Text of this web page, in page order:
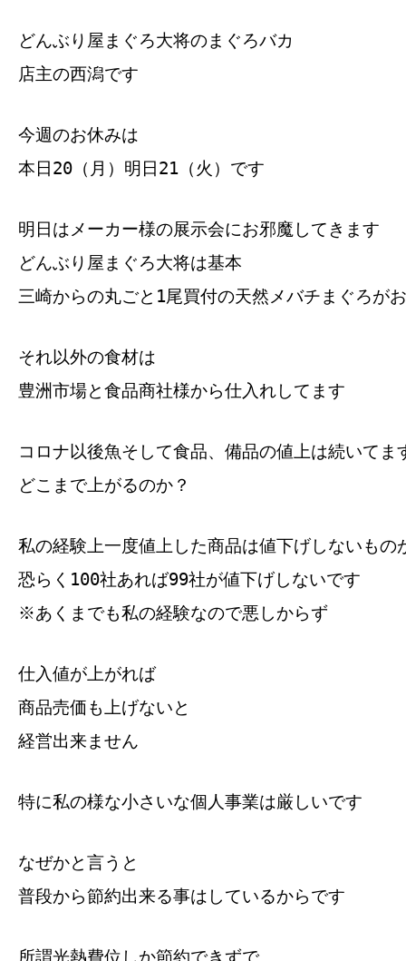
どんぶり屋まぐろ大将のまぐろバカ
店主の西潟です
今週のお休みは
本日20（月）明日21（火）です
明日はメーカー様の展示会にお邪魔してきます
どんぶり屋まぐろ大将は基本
三崎からの丸ごと1尾買付の天然メバチまぐろが
それ以外の食材は
豊洲市場と食品商社様から仕入れしてます
コロナ以後魚そして食品、備品の値上は続いてま
どこまで上がるのか？
私の経験上一度値上した商品は値下げしないもの
恐らく100社あれば99社が値下げしないです
※あくまでも私の経験なので悪しからず
仕入値が上がれば
商品売価も上げないと
経営出来ません
特に私の様な小さいな個人事業は厳しいです
なぜかと言うと
普段から節約出来る事はしているからです
所謂光熱費位しか節約できずで